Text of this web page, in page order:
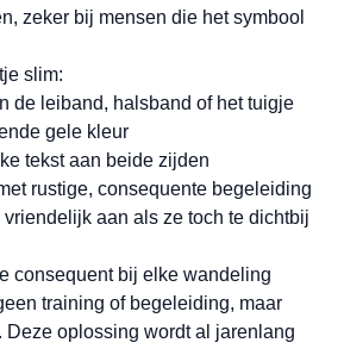
zeker bij mensen die het symbool
slim:
de leiband, halsband of het tuigje
gele kleur
tekst aan beide zijden
rustige, consequente begeleiding
aan als ze toch te dichtbij
consequent bij elke wandeling
training of begeleiding, maar
Deze oplossing wordt al jarenlang